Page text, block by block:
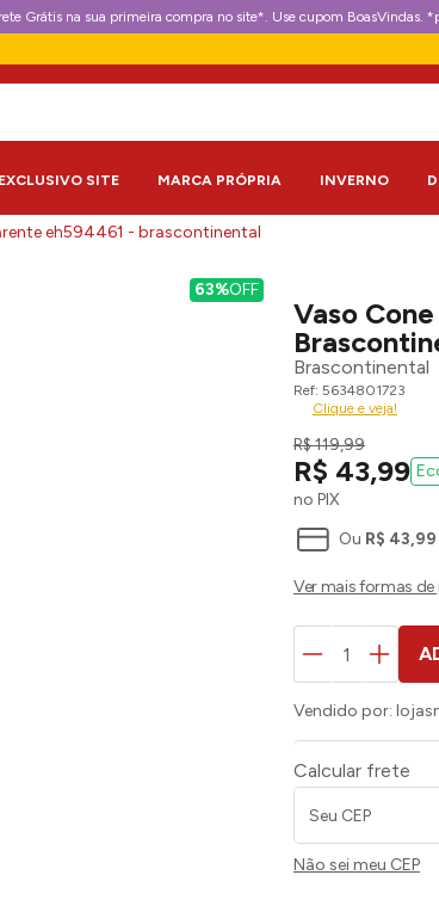
Grátis na sua primeira compra no site*. Use cupom BoasVindas.
SITE MARCA PRÓPRIA INVERNO
eh594461 - brascontinental
63%OFF
Vaso
Brascontinental
5634801723
Clique e veja!
R$119,99
R$ 43,99
no PIX
Ou R$ 43,99
Vendido por:
Calcular frete
Não sei meu CEP